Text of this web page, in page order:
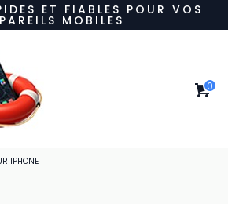
ET FIABLES POUR VOS
MOBILES
0
IPHONE